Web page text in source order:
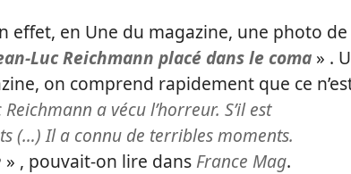
effet, en Une du magazine, une photo de
Luc Reichmann placé dans le coma » .
on comprend rapidement que ce
Reichmann a vécu l’horreur. S’il est
(…) Il a connu de terribles moments.
» , pouvait-on lire dans France Mag.